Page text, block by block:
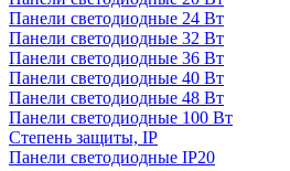
Панели светодиодные 24 Вт
Панели светодиодные 32 Вт
Панели светодиодные 36 Вт
Панели светодиодные 40 Вт
Панели светодиодные 48 Вт
Панели светодиодные 100 Вт
Степень защиты, IP
Панели светодиодные IP20